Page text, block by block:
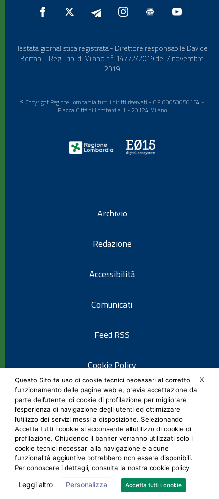
Testata giornalistica registrata - Direttore responsabile Davide
Bertani - Reg. Trib. di Milano n° 14772/2019 del 7 novembre
2019
© Copyright Regione Lombardia tutti i diritti riservati - C.F. 80050050154 -
Piazza Città di Lombardia 1 - 20124 Milano
Archivio
Redazione
Accessibilità
Comunicati
Feed RSS
Cookie Policy
Informativa privacy
Note legali
Social Media Policy
X
Questo Sito fa uso di cookie tecnici necessari al corretto
funzionamento delle pagine web e, previa accettazione da
parte dell’utente, di cookie di profilazione per migliorare
l’esperienza di navigazione degli utenti ed ottimizzare
l’utilizzo dei servizi messi a disposizione. Selezionando
Accetta tutti i cookie si acconsente all’utilizzo di cookie di
profilazione. Chiudendo il banner verranno utilizzati solo i
cookie tecnici necessari alla navigazione e alcune
funzionalità aggiuntive potrebbero non essere disponibili.
Per conoscere i dettagli, consulta la nostra cookie policy
Leggi altro Personalizza Accetta tutti i cookie